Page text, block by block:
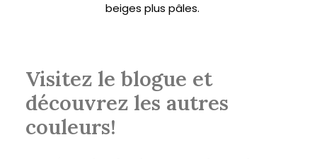
beiges plus pâles.
Visitez le blogue et
découvrez les autres
couleurs!